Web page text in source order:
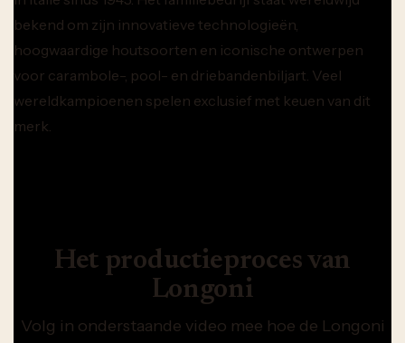
bekend om zijn innovatieve technologieën,
hoogwaardige houtsoorten en iconische ontwerpen
voor carambole-, pool- en driebandenbiljart. Veel
wereldkampioenen spelen exclusief met keuen van dit
merk.
Het productieproces van
Longoni
Volg in onderstaande video mee hoe de Longoni